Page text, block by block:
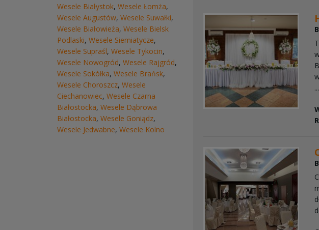
...
Wesele Białystok, Wesele Łomża,
Wesele Augustów, Wesele Suwałki,
Wesele Białowieża, Wesele Bielsk
Podlaski, Wesele Siemiatycze,
Wesele Supraśl, Wesele Tykocin,
Wesele Nowogród, Wesele Rajgród,
Wesele Sokółka, Wesele Brańsk,
Wesele Choroszcz, Wesele
Ciechanowiec, Wesele Czarna
Białostocka, Wesele Dąbrowa
Białostocka, Wesele Goniądz,
Wesele Jedwabne, Wesele Kolno